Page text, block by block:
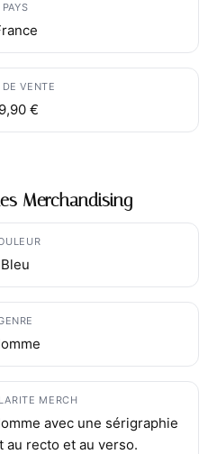
PAYS
DE VENTE
€
Merchandising
Bleu
MERCH
avec une sérigraphie
au recto et au verso.